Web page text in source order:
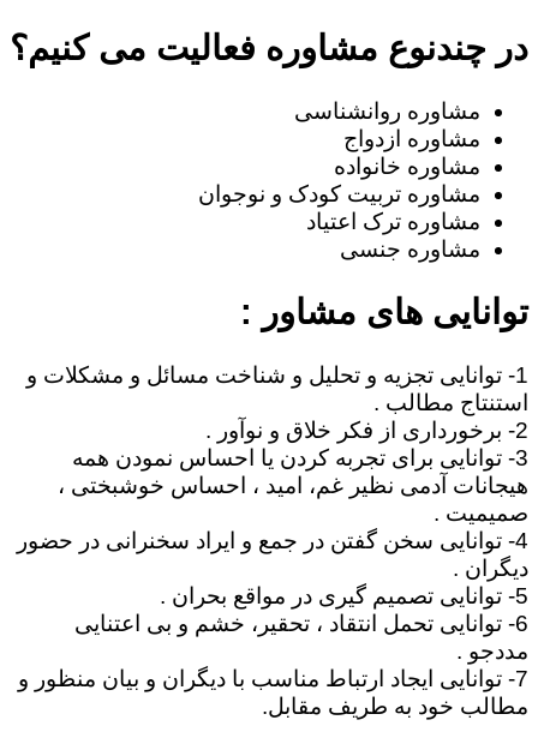
در چندنوع مشاوره فعالیت می کنیم؟
مشاوره روانشناسی
مشاوره ازدواج
مشاوره خانواده
مشاوره تربیت کودک و نوجوان
مشاوره ترک اعتیاد
مشاوره جنسی
توانایی های مشاور :
1- توانایی تجزیه و تحلیل و شناخت مسائل و مشکلات و
استنتاج مطالب .
2- برخورداری از فکر خلاق و نوآور .
3- توانایی برای تجربه کردن یا احساس نمودن همه
هیجانات آدمی نظیر غم، امید ، احساس خوشبختی ،
صمیمیت .
4- توانایی سخن گفتن در جمع و ایراد سخنرانی در حضور
دیگران .
5- توانایی تصمیم گیری در مواقع بحران .
6- توانایی تحمل انتقاد ، تحقیر، خشم و بی اعتنایی
مددجو .
7- توانایی ایجاد ارتباط مناسب با دیگران و بیان منظور و
مطالب خود به طریف مقابل.